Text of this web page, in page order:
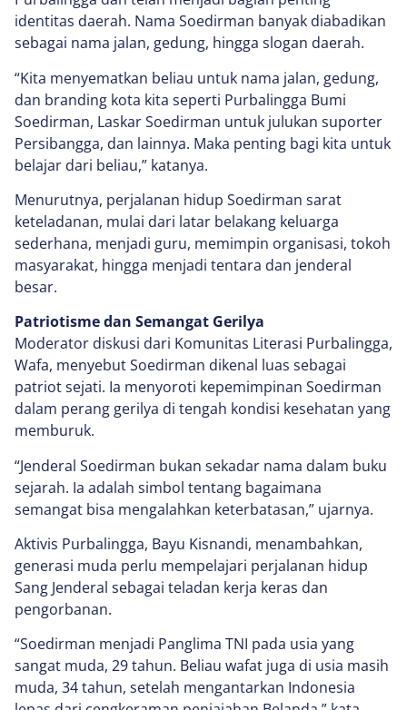
identitas daerah. Nama Soedirman banyak diabadikan
sebagai nama jalan, gedung, hingga slogan daerah.
“Kita menyematkan beliau untuk nama jalan, gedung,
dan branding kota kita seperti Purbalingga Bumi
Soedirman, Laskar Soedirman untuk julukan suporter
Persibangga, dan lainnya. Maka penting bagi kita untuk
belajar dari beliau,” katanya.
Menurutnya, perjalanan hidup Soedirman sarat
keteladanan, mulai dari latar belakang keluarga
sederhana, menjadi guru, memimpin organisasi, tokoh
masyarakat, hingga menjadi tentara dan jenderal
besar.
Patriotisme dan Semangat Gerilya
Moderator diskusi dari Komunitas Literasi Purbalingga,
Wafa, menyebut Soedirman dikenal luas sebagai
patriot sejati. Ia menyoroti kepemimpinan Soedirman
dalam perang gerilya di tengah kondisi kesehatan yang
memburuk.
“Jenderal Soedirman bukan sekadar nama dalam buku
sejarah. Ia adalah simbol tentang bagaimana
semangat bisa mengalahkan keterbatasan,” ujarnya.
Aktivis Purbalingga, Bayu Kisnandi, menambahkan,
generasi muda perlu mempelajari perjalanan hidup
Sang Jenderal sebagai teladan kerja keras dan
pengorbanan.
“Soedirman menjadi Panglima TNI pada usia yang
sangat muda, 29 tahun. Beliau wafat juga di usia masih
muda, 34 tahun, setelah mengantarkan Indonesia